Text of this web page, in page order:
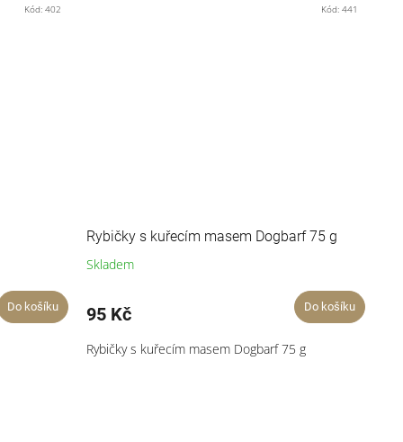
Do košíku
Kód: 402
Rybičky s kuřecím masem Dogbarf 75 g
Skladem
95 Kč Do košíku
Rybičky s kuřecím masem Dogbarf 75 g
Kód: 441